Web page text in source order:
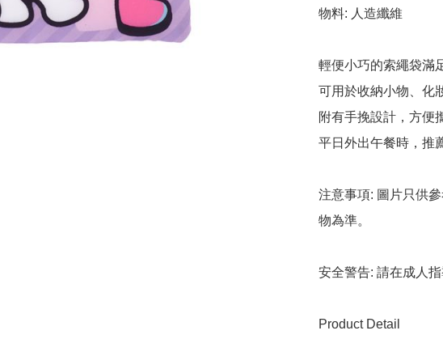
物料: 人造纖維
輕便小巧的索繩袋滿
可用於收納小物、化
附有手挽設計，方便
平日外出午餐時，推
注意事項: 圖片只供
物為準。
安全警告: 請在成人指
Product Detail